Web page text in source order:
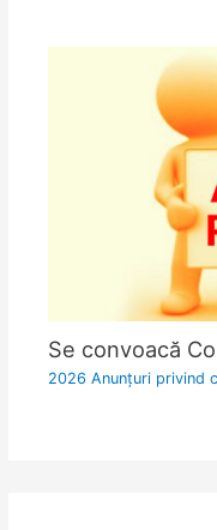
Se convoacă
2026 Anunțuri privind